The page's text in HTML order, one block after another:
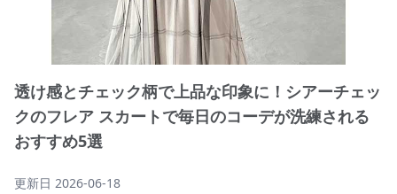
透け感とチェック柄で上品な印象に！シアーチェッ
クのフレア スカートで毎日のコーデが洗練される
おすすめ5選
更新日 2026-06-18